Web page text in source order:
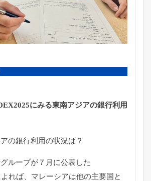
にみる東南アジアの銀行利用
の銀行利用の状況は？
ループが７月に公表した
れば、マレーシアは他の主要国と